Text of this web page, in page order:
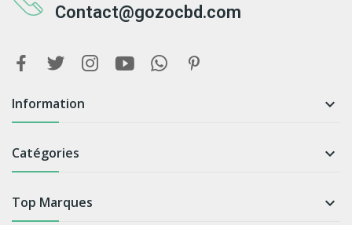
Contact@gozocbd.com
Information 
Catégories 
Top Marques 